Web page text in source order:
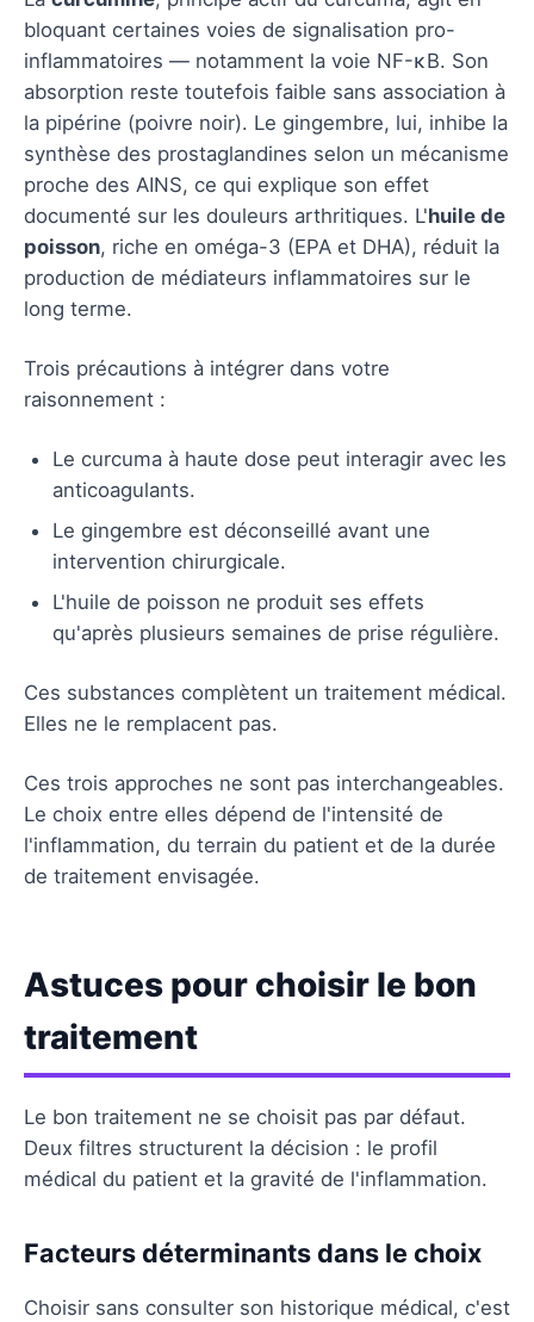
bloquant certaines voies de signalisation pro-
inflammatoires — notamment la voie NF-κB. Son
absorption reste toutefois faible sans association à
la pipérine (poivre noir). Le gingembre, lui, inhibe la
synthèse des prostaglandines selon un mécanisme
proche des AINS, ce qui explique son effet
documenté sur les douleurs arthritiques. L'huile de
poisson, riche en oméga-3 (EPA et DHA), réduit la
production de médiateurs inflammatoires sur le
long terme.
Trois précautions à intégrer dans votre
raisonnement :
Le curcuma à haute dose peut interagir avec les
anticoagulants.
Le gingembre est déconseillé avant une
intervention chirurgicale.
L'huile de poisson ne produit ses effets
qu'après plusieurs semaines de prise régulière.
Ces substances complètent un traitement médical.
Elles ne le remplacent pas.
Ces trois approches ne sont pas interchangeables.
Le choix entre elles dépend de l'intensité de
l'inflammation, du terrain du patient et de la durée
de traitement envisagée.
Astuces pour choisir le bon
traitement
Le bon traitement ne se choisit pas par défaut.
Deux filtres structurent la décision : le profil
médical du patient et la gravité de l'inflammation.
Facteurs déterminants dans le choix
Choisir sans consulter son historique médical, c'est